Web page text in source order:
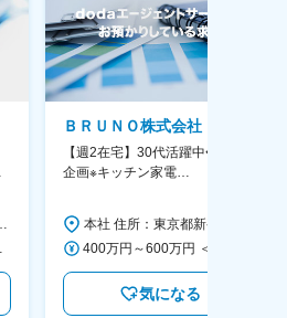
ＢＲＵＮＯ株式会社
【週2在宅】30代活躍中◆商品
企画※キッチン家電
気になる